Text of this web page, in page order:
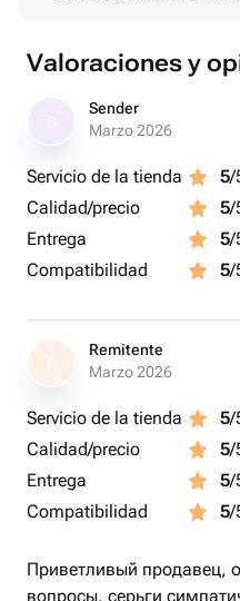
В подарочной коробочке
Valoraciones y
Sender
Marzo 2026
Servicio de la tienda 5/
Calidad/precio
5/
Entrega
5/
Compatibilidad
5/
R
Remitente
Marzo 2026
Servicio de la tienda 5/
Calidad/precio
5/
Entrega
5/
Compatibilidad
5/
Приветливый продавец,
вопросы, серьги